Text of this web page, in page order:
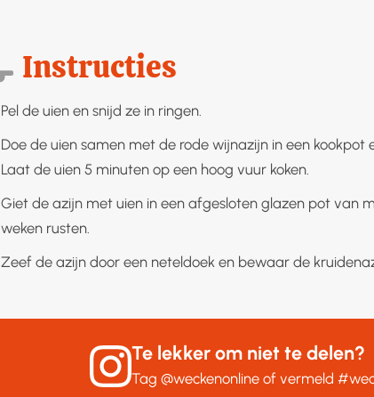
Instructies
▢Pel de uien en snijd ze in ringen.
▢Doe de uien samen met de rode wijnazijn in een kookpot
Laat de uien 5 minuten op een hoog vuur koken.
▢
Giet de azijn met uien in een afgesloten glazen pot van
weken rusten.
▢
Zeef de azijn door een neteldoek en bewaar de
Te lekker om niet te delen?
Tag@weckenonline of vermeld